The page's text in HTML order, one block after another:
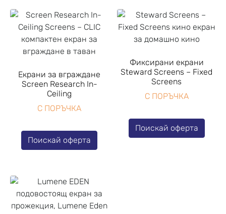
Екрани за вграждане
Screen Research In-
Ceiling
С ПОРЪЧКА
Поискай оферта
Фиксирани екрани
Steward Screens – Fixed
Screens
С ПОРЪЧКА
Поискай оферта